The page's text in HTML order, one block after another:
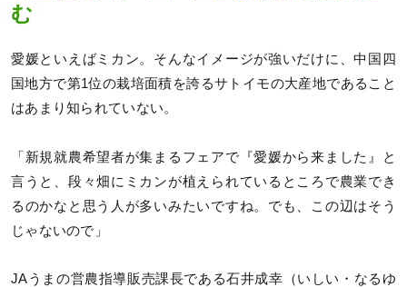
む
愛媛といえばミカン。そんなイメージが強いだけに、中国四
国地方で第1位の栽培面積を誇るサトイモの大産地であること
はあまり知られていない。
「新規就農希望者が集まるフェアで『愛媛から来ました』と
言うと、段々畑にミカンが植えられているところで農業でき
るのかなと思う人が多いみたいですね。でも、この辺はそう
じゃないので」
JAうまの営農指導販売課長である石井成幸（いしい・なるゆ